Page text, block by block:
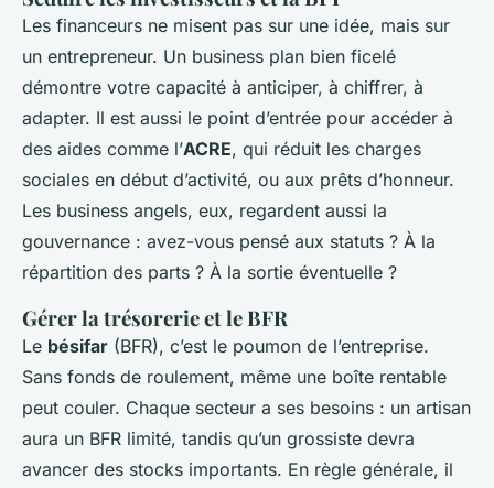
Les financeurs ne misent pas sur une idée, mais sur
un entrepreneur. Un business plan bien ficelé
démontre votre capacité à anticiper, à chiffrer, à
adapter. Il est aussi le point d’entrée pour accéder à
des aides comme l’ACRE, qui réduit les charges
sociales en début d’activité, ou aux prêts d’honneur.
Les business angels, eux, regardent aussi la
gouvernance : avez-vous pensé aux statuts ? À la
répartition des parts ? À la sortie éventuelle ?
Gérer la trésorerie et le BFR
Le bésifar (BFR), c’est le poumon de l’entreprise.
Sans fonds de roulement, même une boîte rentable
peut couler. Chaque secteur a ses besoins : un artisan
aura un BFR limité, tandis qu’un grossiste devra
avancer des stocks importants. En règle générale, il